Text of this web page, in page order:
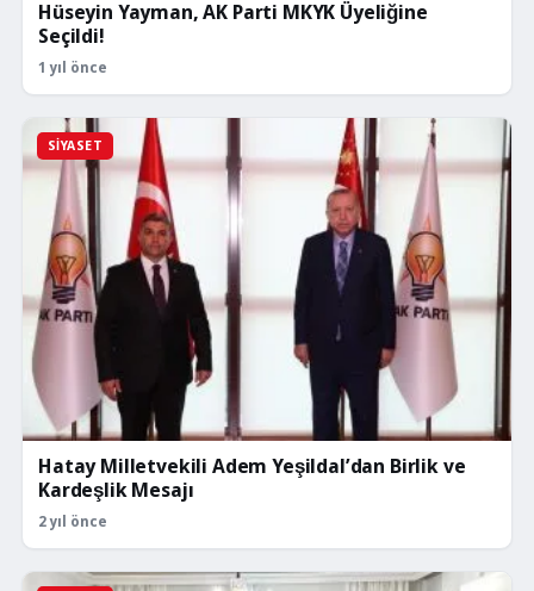
Hüseyin Yayman, AK Parti MKYK Üyeliğine
Seçildi!
1 yıl önce
SIYASET
Hatay Milletvekili Adem Yeşildal’dan Birlik ve
Kardeşlik Mesajı
2 yıl önce